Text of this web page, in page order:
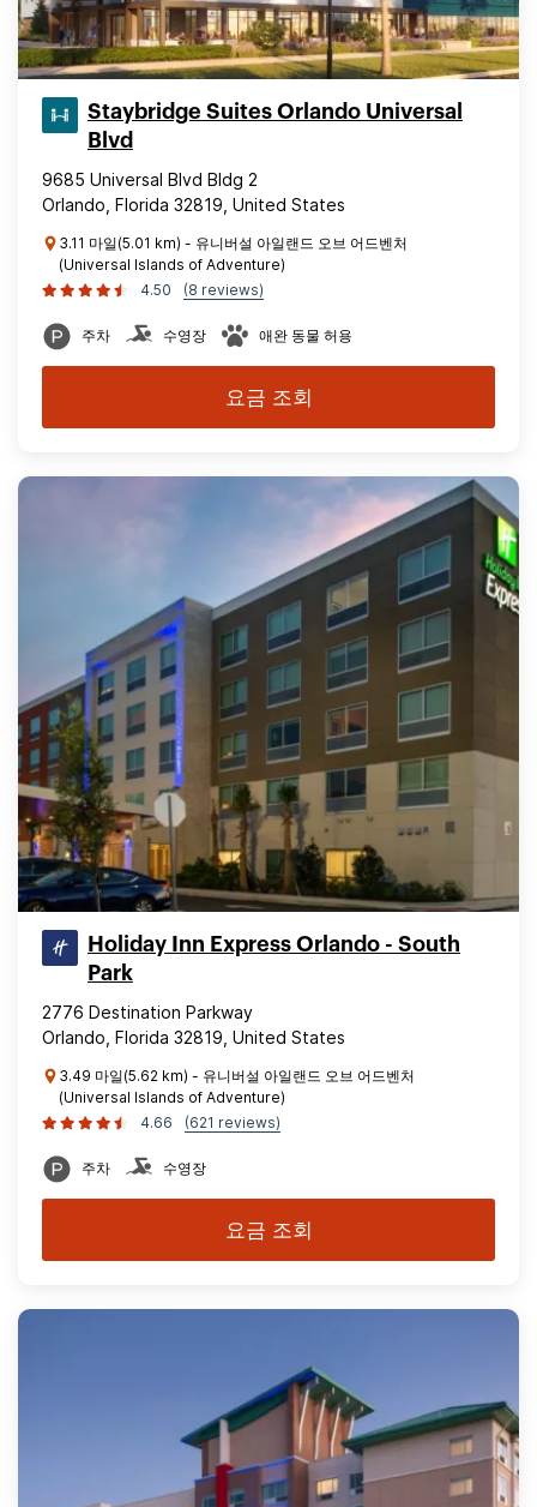
Staybridge Suites Orlando Universal
Blvd
9685 Universal Blvd Bldg 2
Orlando, Florida 32819, United States
3.11 마일(5.01 km) - 유니버설 아일랜드 오브 어드벤처
(Universal Islands of Adventure)
4.50
(8 reviews)
주차 수영장 애완 동물 허용
요금 조회
Holiday Inn Express Orlando - South
Park
2776 Destination Parkway
Orlando, Florida 32819, United States
3.49 마일(5.62 km) - 유니버설 아일랜드 오브 어드벤처
(Universal Islands of Adventure)
4.66
(621 reviews)
주차 수영장
요금 조회